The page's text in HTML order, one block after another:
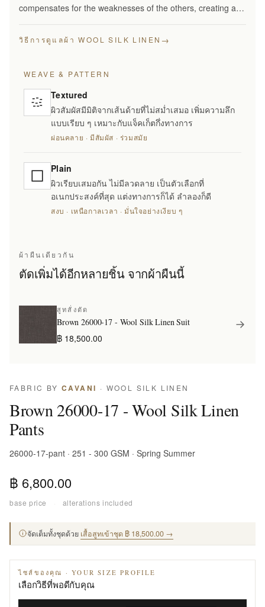
compensates for the weaknesses of the others, creating a
วิธีการดูแลผ้า WOOL SILK LINEN →
WEAVE & PATTERN
Textured
ผิวสัมผัสมีมิติจากเส้นด้ายที่ไม่สม่ำเสมอ เพิ่มความลึก
แบบเรียบ ๆ เหมาะกับแจ็คเก็ตกึ่งทางการ
ผ่อนคลาย · มีสัมผัส · ร่วมสมัย
Plain
ผิวเรียบเสมอกัน ไม่มีลวดลาย เป็นตัวเลือกที่
อเนกประสงค์ที่สุด แต่งทางการก็ได้ ลำลองก็ดี
สงบ · เหนือกาลเวลา · มั่นใจอย่างเงียบ ๆ
ผ้าผืนเดียวกัน
ตัดเพิ่มได้อีกหลายชิ้น จากผ้าผืนนี้
สูทสั่งตัด
Brown 26000-17 - Wool Silk Linen Suit
฿ 18,500.00
FABRIC BY CAVANI · WOOL SILK LINEN
Brown 26000-17 - Wool Silk Linen
Pants
26000-17-pant · 251 - 300 GSM · Spring Summer
฿ 6,800.00
base price · alterations included
จัดเต็มทั้งชุดด้วย เสื้อสูทเข้าชุด ฿ 18,500.00 →
ไซส์ของคุณ · YOUR SIZE PROFILE
เลือกวิธีที่พอดีกับคุณ